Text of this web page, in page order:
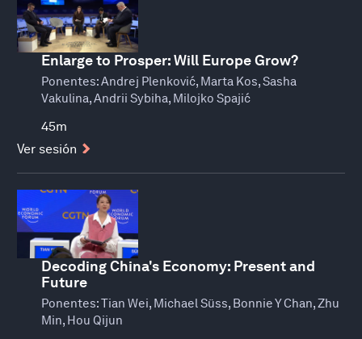
Enlarge to Prosper: Will Europe Grow?
Ponentes:Andrej Plenković, Marta Kos, Sasha
Vakulina, Andrii Sybiha, Milojko Spajić
45m
Ver sesión
Decoding China's Economy: Present and
Future
Ponentes:Tian Wei, Michael Süss, Bonnie Y Chan, Zhu
Min, Hou Qijun